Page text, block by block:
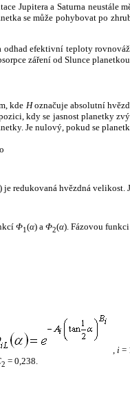
Jupitera a Saturna
se může pohybovat po
efektivní teploty
záření od Slunce
kde Hoznačuje absolutní
kdy se jasnost planetky
Je nulový, pokud se
) je redukovaná hvězdná
Φ1(α) a Φ2(α). Fázovou
, i =
2 = 0,238.